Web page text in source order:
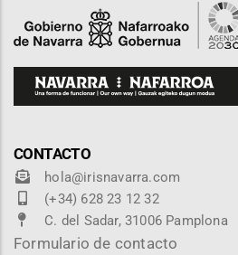
CONTACTO
hola@irisnavarra.com
(+34) 628 23 12 32
C. del Sadar, 31006 Pamplona
Formulario de contacto